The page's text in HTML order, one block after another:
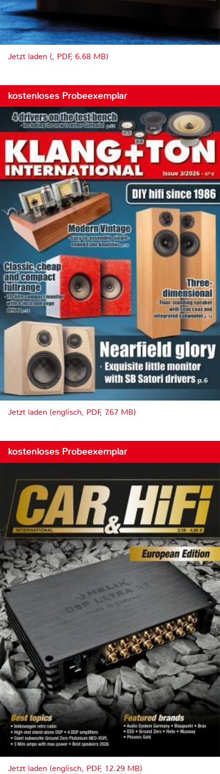
Jetzt laden (, PDF, 6.68 MB)
kostenloses Probeexemplar
Jetzt laden (englisch, PDF, 7.67 MB)
kostenloses Probeexemplar
Jetzt laden (englisch, PDF, 12.29 MB)